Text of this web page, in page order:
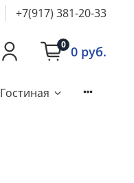
+7(917) 381-20-33
0 0 руб.
Гостиная